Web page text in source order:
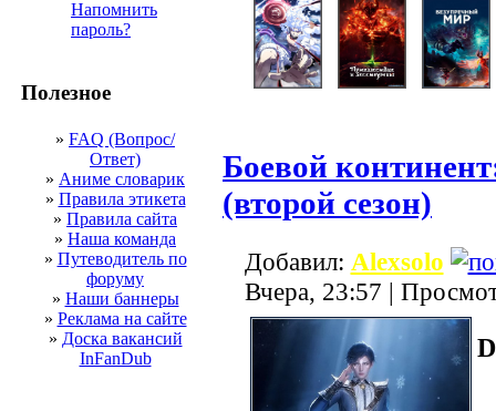
Напомнить
пароль?
Полезное
» FAQ (Вопрос/
Ответ)
» Аниме словарик
» Правила этикета
» Правила сайта
» Наша команда
» Путеводитель по
форуму
» Наши баннеры
» Реклама на сайте
» Доска вакансий
InFanDub
Боевой
(второй сезон)
Добавил: Alexsolo
Вчера, 23:57 |